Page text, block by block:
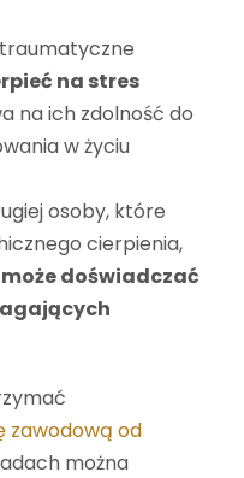
na stres
na ich zdolność do
w życiu
osoby, które
cierpienia,
może doświadczać
zawodową od
można